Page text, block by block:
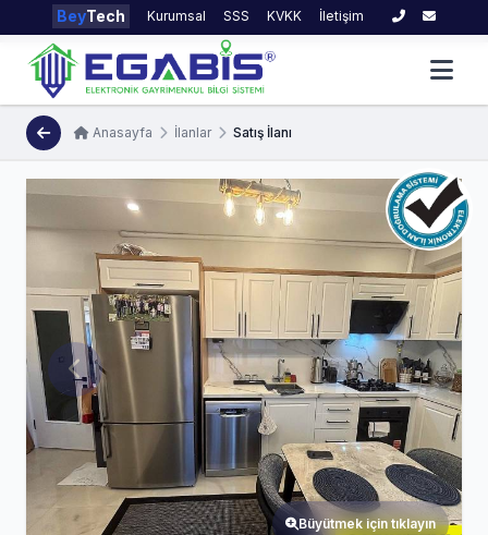
BeyTech Kurumsal SSS KVKK İletişim
Anasayfa İlanlar Satış İlanı
Büyütmek için tıklayın